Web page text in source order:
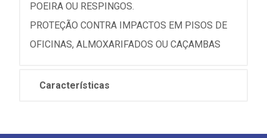
POEIRA OU RESPINGOS.
PROTEÇÃO CONTRA IMPACTOS EM PISOS DE
OFICINAS, ALMOXARIFADOS OU CAÇAMBAS
Características